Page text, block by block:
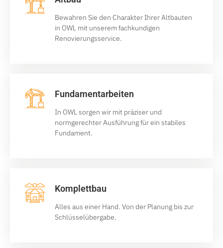
Bewahren Sie den Charakter Ihrer Altbauten
in OWL mit unserem fachkundigen
Renovierungsservice.
Fundamentarbeiten
In OWL sorgen wir mit präziser und
normgerechter Ausführung für ein stabiles
Fundament.
Komplettbau
Alles aus einer Hand. Von der Planung bis zur
Schlüsselübergabe.